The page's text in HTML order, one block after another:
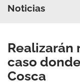
Noticias
Realizarán
caso
Cosca